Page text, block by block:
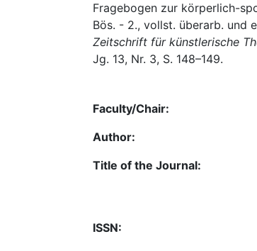
Fragebogen zur körperlich-
Bös. - 2., vollst. überarb. und
Zeitschrift für künstlerische
Jg. 13, Nr. 3, S. 148–149.
Faculty/Chair:
Author:
Title of the Journal:
ISSN: